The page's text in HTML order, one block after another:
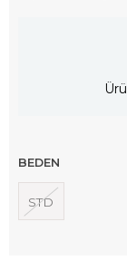
BEDEN
STD